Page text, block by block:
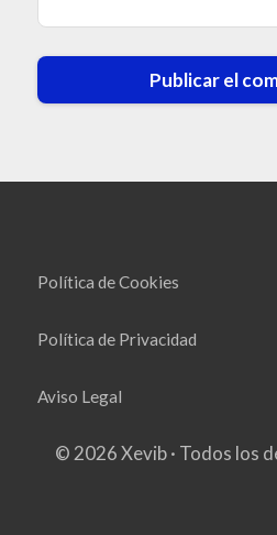
Política de Cookies
Política de Privacidad
Aviso Legal
© 2026 Xevib · Todos los